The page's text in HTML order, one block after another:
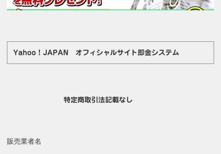
Yahoo！JAPAN オフィシャルサイト即金システム
特定商取引法記載なし
販売業者名